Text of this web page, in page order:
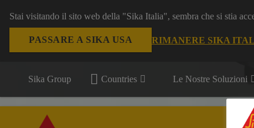
Stai visitando il sito web della "Sika Italia", sembra che si stia
PASSARE A SIKA USA RIMANERE SIKA
Sika Group Countries Le Nostre Soluzioni